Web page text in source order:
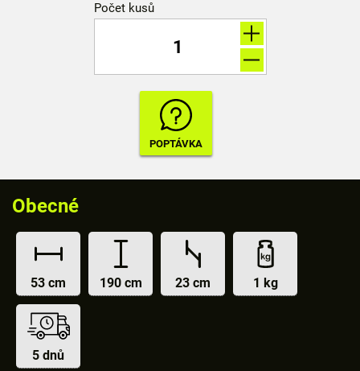
Počet kusů
Obecné
53 cm 190 cm 23 cm 1 kg
5 dnů